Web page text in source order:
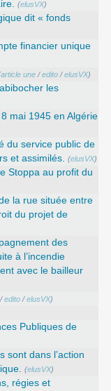
(elusVX)
dit « fonds
financier unique
article une /edito /elusVX)
les
mai 1945 en Algérie
du service public de
et assimilés. (elusVX)
Stoppa au profit du
la rue située entre
du projet de
des
à l’incendie
avec le bailleur
/edito /elusVX)
Publiques de
sont dans l’action
(elusVX)
régies et